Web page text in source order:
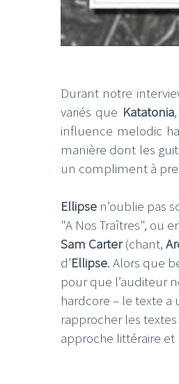
Durant notre
variés que Katatonia,
influence melodic
manière dont les
un compliment à
Ellipse n’oublie pas
"A Nos Traîtres", ou
Sam Carter(chant,
d’Ellipse. Alors que
pour que l’auditeur
hardcore – le texte
rapprocher les textes
approche littéraire